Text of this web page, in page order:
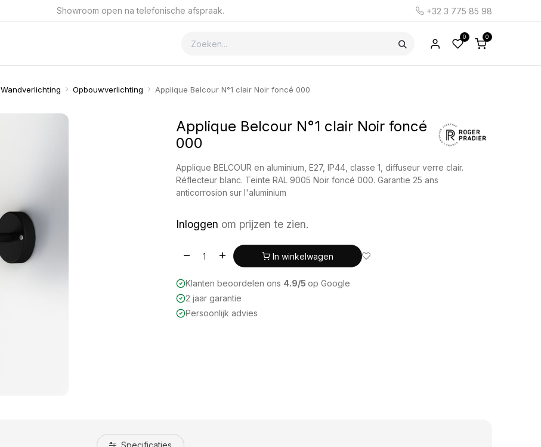
Showroom open na telefonische afspraak. +32 3 775 85 98
0 0
Wandverlichting Opbouwverlichting Applique Belcour N°1 clair Noir foncé 000
Applique Belcour N°1 clair Noir foncé
000
Applique BELCOUR en aluminium, E27, IP44, classe 1, diffuseur verre clair.
Réflecteur blanc. Teinte RAL 9005 Noir foncé 000. Garantie 25 ans
anticorrosion sur l'aluminium
Inloggen om prijzen te zien.
In winkelwagen
Klanten beoordelen ons 4.9/5 op Google
2 jaar garantie
Persoonlijk advies
Specificaties